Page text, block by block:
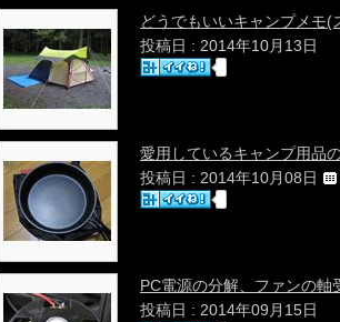
どうでもいいキャンプメモ
投稿日 : 2014年10月13日
愛用しているキャンプ用品
投稿日 : 2014年10月08日
PC電源の分解、ファンの
投稿日 : 2014年09月15日